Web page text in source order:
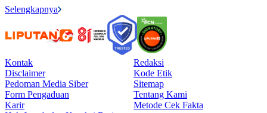
Selengkapnya
Kontak
Redaksi
Disclaimer
Kode Etik
Pedoman Media Siber
Sitemap
Form Pengaduan
Tentang Kami
Karir
Metode Cek Fakta